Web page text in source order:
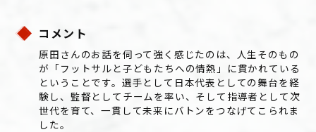
コメント
原田さんのお話を伺って強く感じたのは、人生そのもの
が「フットサルと子どもたちへの情熱」に貫かれている
ということです。選手として日本代表としての舞台を経
験し、監督としてチームを率い、そして指導者として次
世代を育て、一貫して未来にバトンをつなげてこられま
した。